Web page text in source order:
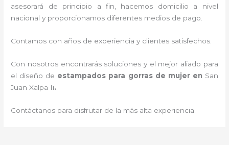
asesorará de principio a fin, hacemos domicilio a nivel
nacional y proporcionamos diferentes medios de pago.
Contamos con años de experiencia y clientes satisfechos.
Con nosotros encontrarás soluciones y el mejor aliado para
el diseño de estampados para gorras de mujer en San
Juan Xalpa Ii.
Contáctanos para disfrutar de la más alta experiencia.